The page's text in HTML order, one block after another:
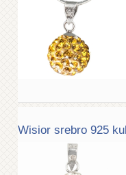
Wisior srebro 925